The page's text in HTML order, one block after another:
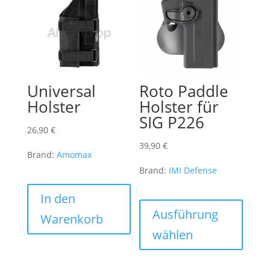
Universal
Holster
26,90 €
Brand: Amomax
In den
Warenkorb
Roto Paddle
Holster für
SIG P226
39,90€
Brand: IMI Defense
Ausführung
wählen